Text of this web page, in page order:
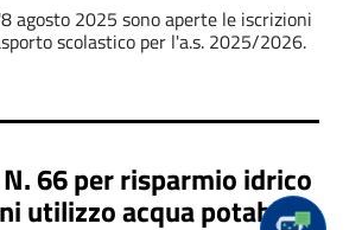
agosto 2025 sono aperte le iscrizioni
scolastico per l'a.s. 2025/2026.
66 per risparmio idrico
utilizzo acqua potabile